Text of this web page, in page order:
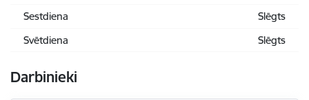
Sestdiena
Slēgts
Svētdiena
Slēgts
Darbinieki